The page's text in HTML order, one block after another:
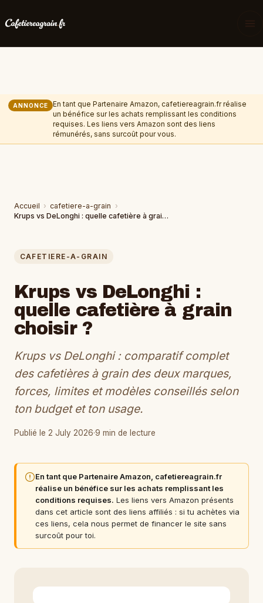
ANNONCE
En tant que Partenaire Amazon, cafetiereagrain.fr réalise
un bénéfice sur les achats remplissant les conditions
requises. Les liens vers Amazon sont des liens
rémunérés, sans surcoût pour vous.
Accueil › cafetiere-a-grain ›
Krups vs DeLonghi : quelle cafetière à grain choisir ?
CAFETIERE-A-GRAIN
Krups vs DeLonghi :
quelle cafetière à grain
choisir ?
Krups vs DeLonghi : comparatif complet
des cafetières à grain des deux marques,
forces, limites et modèles conseillés selon
ton budget et ton usage.
Publié le 2 July 2026·9 min de lecture
En tant que Partenaire Amazon, cafetiereagrain.fr
réalise un bénéfice sur les achats remplissant les
conditions requises. Les liens vers Amazon présents
dans cet article sont des liens affiliés : si tu achètes via
ces liens, cela nous permet de financer le site sans
surcoût pour toi.